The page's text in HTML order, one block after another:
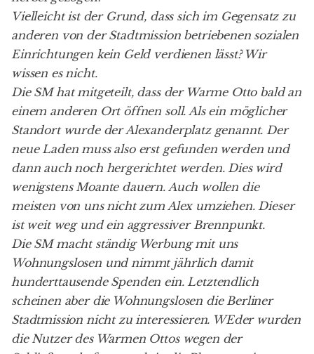
Vielleicht ist der Grund, dass sich im Gegensatz zu
anderen von der Stadtmission betriebenen sozialen
Einrichtungen kein Geld verdienen lässt? Wir
wissen es nicht.
Die SM hat mitgeteilt, dass der Warme Otto bald an
einem anderen Ort öffnen soll. Als ein möglicher
Standort wurde der Alexanderplatz genannt. Der
neue Laden muss also erst gefunden werden und
dann auch noch hergerichtet werden. Dies wird
wenigstens Moante dauern. Auch wollen die
meisten von uns nicht zum Alex umziehen. Dieser
ist weit weg und ein aggressiver Brennpunkt.
Die SM macht ständig Werbung mit uns
Wohnungslosen und nimmt jährlich damit
hunderttausende Spenden ein. Letztendlich
scheinen aber die Wohnungslosen die Berliner
Stadtmission nicht zu interessieren. WEder wurden
die Nutzer des Warmen Ottos wegen der